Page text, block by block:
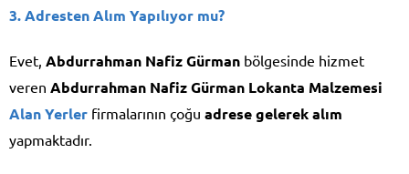
3. Adresten Alım Yapılıyor mu?
Evet, Abdurrahman Nafiz Gürman bölgesinde hizmet
veren Abdurrahman Nafiz Gürman Lokanta Malzemesi
Alan Yerler firmalarının çoğu adrese gelerek alım
yapmaktadır.